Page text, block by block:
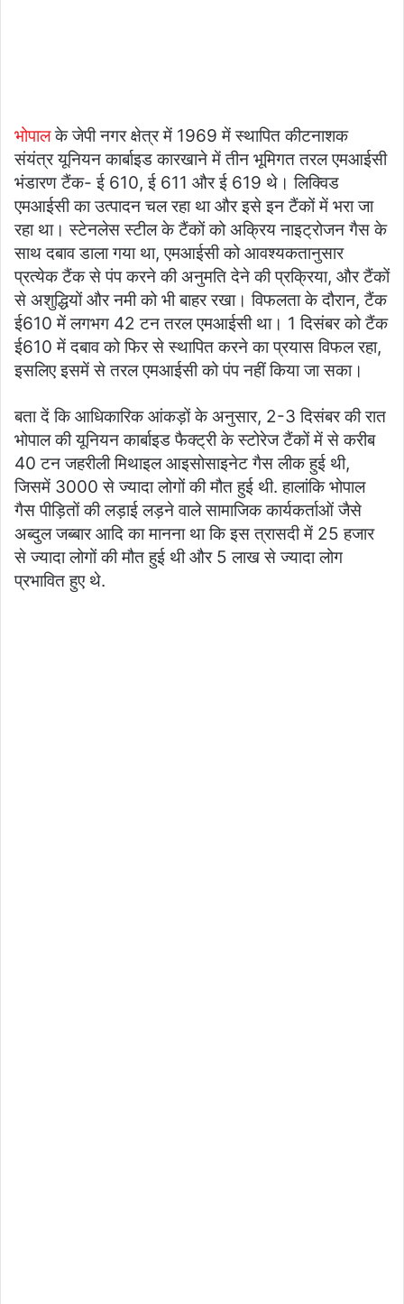
भोपालके जेपी नगर क्षेत्र में 1969 में स्थापित कीटनाशक
संयंत्र यूनियन कार्बाइड कारखाने में तीन भूमिगत तरल एमआईसी
भंडारण टैंक- ई 610, ई 611 और ई 619 थे। लिक्विड
एमआईसी का उत्पादन चल रहा था और इसे इन टैंकों में भरा जा
रहा था। स्टेनलेस स्टील के टैंकों को अक्रिय नाइट्रोजन गैस के
साथ दबाव डाला गया था, एमआईसी को आवश्यकतानुसार
प्रत्येक टैंक से पंप करने की अनुमति देने की प्रक्रिया, और टैंकों
से अशुद्धियों और नमी को भी बाहर रखा। विफलता के दौरान, टैंक
ई610 में लगभग 42 टन तरल एमआईसी था। 1 दिसंबर को टैंक
ई610 में दबाव को फिर से स्थापित करने का प्रयास विफल रहा,
इसलिए इसमें से तरल एमआईसी को पंप नहीं किया जा सका।
बता दें कि आधिकारिक आंकड़ों के अनुसार, 2-3 दिसंबर की रात
भोपाल की यूनियन कार्बाइड फैक्ट्री के स्टोरेज टैंकों में से करीब
40 टन जहरीली मिथाइल आइसोसाइनेट गैस लीक हुई थी,
जिसमें 3000 से ज्यादा लोगों की मौत हुई थी. हालांकि भोपाल
गैस पीड़ितों की लड़ाई लड़ने वाले सामाजिक कार्यकर्ताओं जैसे
अब्दुल जब्बार आदि का मानना था कि इस त्रासदी में 25 हजार
से ज्यादा लोगों की मौत हुई थी और 5 लाख से ज्यादा लोग
प्रभावित हुए थे.